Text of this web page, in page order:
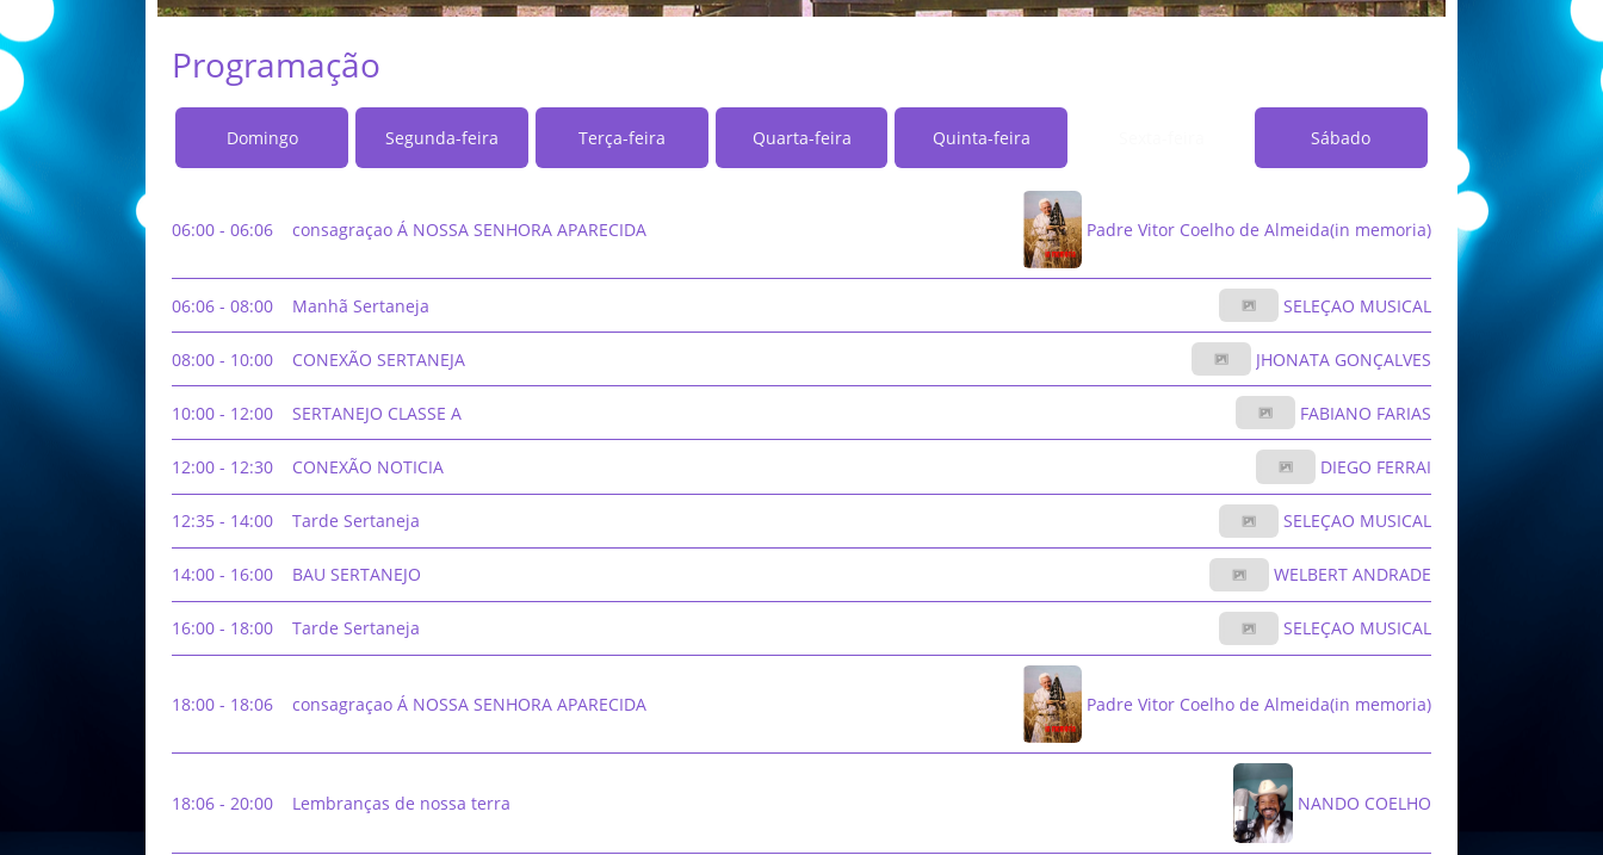
Programação
Domingo Segunda-feira Terça-feira Quarta-feira Quinta-feira Sábado
06:00 - 06:06 consagraçao Á NOSSA SENHORA APARECIDA Padre Vitor Coelho de Almeida(in memoria)
06:06 - 08:00 Manhã Sertaneja SELEÇAO MUSICAL
08:00 - 10:00 CONEXÃO SERTANEJA JHONATA GONÇALVES
10:00 - 12:00 SERTANEJO CLASSE A FABIANO FARIAS
12:00 - 12:30 CONEXÃO NOTICIA DIEGO FERRAI
12:35 - 14:00 Tarde Sertaneja SELEÇAO MUSICAL
14:00 - 16:00 BAU SERTANEJO WELBERT ANDRADE
16:00 - 18:00 Tarde Sertaneja SELEÇAO MUSICAL
18:00 - 18:06 consagraçao Á NOSSA SENHORA APARECIDA Padre Vitor Coelho de Almeida(in memoria)
18:06 - 20:00 Lembranças de nossa terra NANDO COELHO